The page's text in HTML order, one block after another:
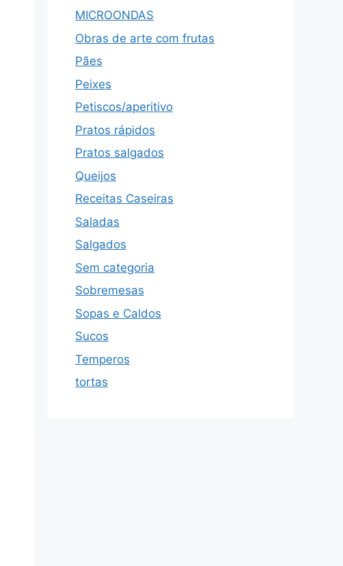
MICROONDAS
Obras de arte com frutas
Pães
Peixes
Petiscos/aperitivo
Pratos rápidos
Pratos salgados
Queijos
Receitas Caseiras
Saladas
Salgados
Sem categoria
Sobremesas
Sopas e Caldos
Sucos
Temperos
tortas